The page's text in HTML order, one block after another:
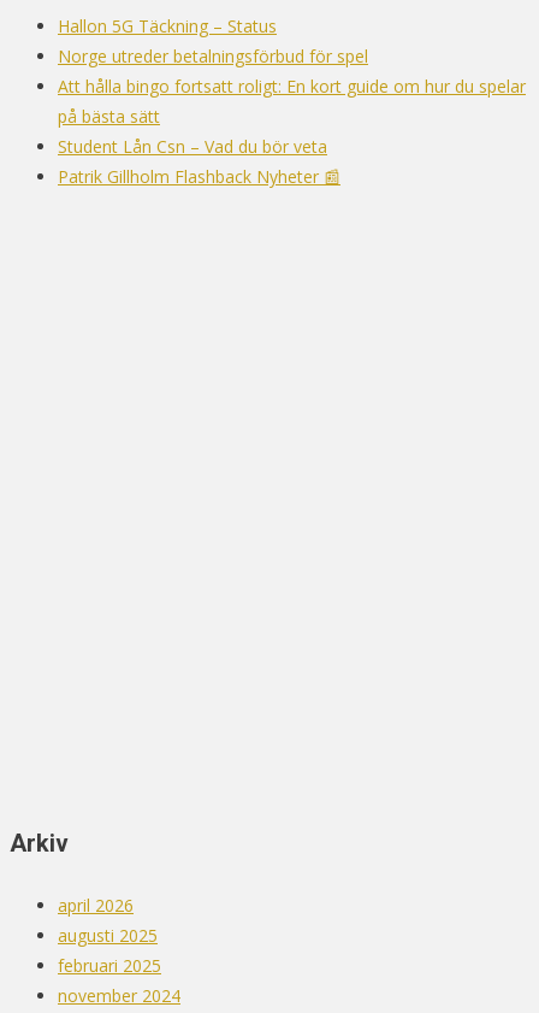
Hallon 5G Täckning – Status
Norge utreder betalningsförbud för spel
Att hålla bingo fortsatt roligt: En kort guide om hur du spelar
på bästa sätt
Student Lån Csn – Vad du bör veta
Patrik Gillholm Flashback Nyheter 📰
Arkiv
april 2026
augusti 2025
februari 2025
november 2024